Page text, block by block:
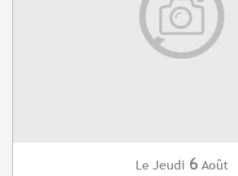
Le Jeudi 6 Août